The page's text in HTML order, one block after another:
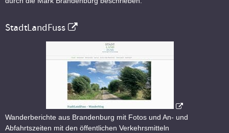
StadtLandFuss
Wanderberichte aus Brandenburg mit Fotos und An- und
Abfahrtszeiten mit den öffentlichen Verkehrsmitteln